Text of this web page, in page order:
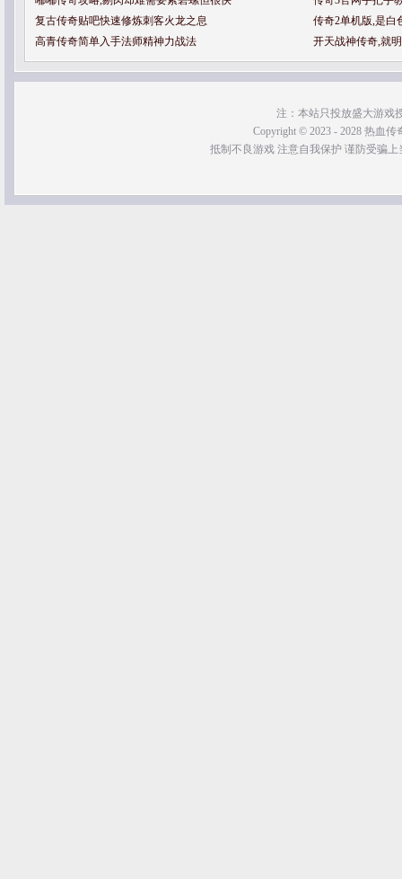
复古传奇贴吧快速修炼刺客火龙之息
传奇2单机版,是白
高青传奇简单入手法师精神力战法
开天战神传奇,就
注：本站只投放盛大游戏
Copyright © 2023 - 2028 热血传
抵制不良游戏 注意自我保护 谨防受骗